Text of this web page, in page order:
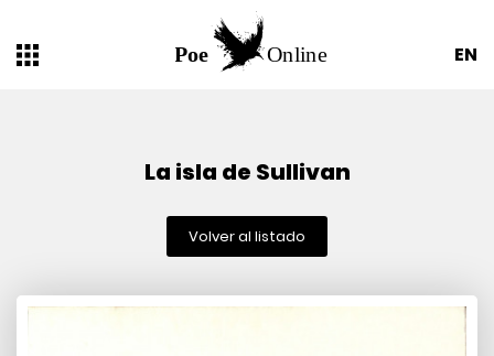
EN
La isla de Sullivan
Volver al listado